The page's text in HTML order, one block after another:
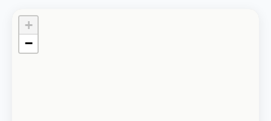
+
−